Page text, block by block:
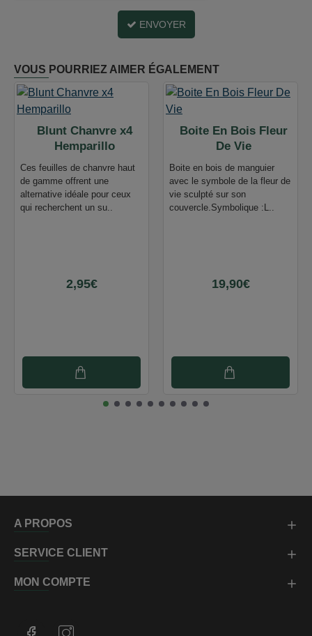
ENVOYER
VOUS POURRIEZ AIMER ÉGALEMENT
Blunt Chanvre x4
Hemparillo
Ces feuilles de chanvre haut
de gamme offrent une
alternative idéale pour ceux
qui recherchent un su..
2,95€
Boite En Bois Fleur
De Vie
Boite en bois de manguier
avec le symbole de la fleur de
vie sculpté sur son
couvercle.Symbolique :L..
19,90€
A PROPOS
SERVICE CLIENT
MON COMPTE